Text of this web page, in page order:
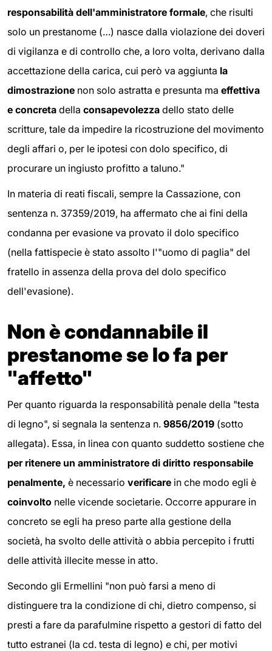
responsabilità dell'amministratore formale, che risulti
solo un prestanome (…) nasce dalla violazione dei doveri
di vigilanza e di controllo che, a loro volta, derivano dalla
accettazione della carica, cui però va aggiunta la
dimostrazione non solo astratta e presunta ma effettiva
e concreta della consapevolezza dello stato delle
scritture, tale da impedire la ricostruzione del movimento
degli affari o, per le ipotesi con dolo specifico, di
procurare un ingiusto profitto a taluno."
In materia di reati fiscali, sempre la Cassazione, con
sentenza n. 37359/2019, ha affermato che ai fini della
condanna per evasione va provato il dolo specifico
(nella fattispecie è stato assolto l'"uomo di paglia" del
fratello in assenza della prova del dolo specifico
dell'evasione).
Non è condannabile il
prestanome se lo fa per
"affetto"
Per quanto riguarda la responsabilità penale della "testa
di legno", si segnala la sentenza n. 9856/2019 (sotto
allegata). Essa, in linea con quanto suddetto sostiene che
per ritenere un amministratore di diritto responsabile
penalmente, è necessario verificare in che modo egli è
coinvolto nelle vicende societarie. Occorre appurare in
concreto se egli ha preso parte alla gestione della
società, ha svolto delle attività o abbia percepito i frutti
delle attività illecite messe in atto.
Secondo gli Ermellini "non può farsi a meno di
distinguere tra la condizione di chi, dietro compenso, si
presti a fare da parafulmine rispetto a gestori di fatto del
tutto estranei (la cd. testa di legno) e chi, per motivi